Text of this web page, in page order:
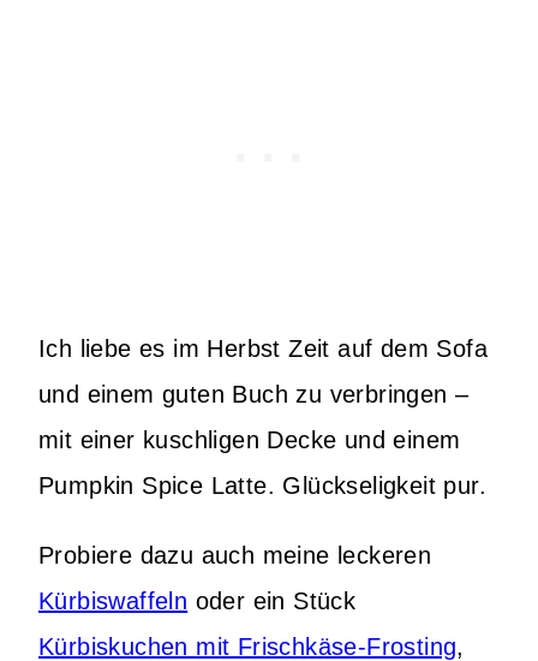
Ich liebe es im Herbst Zeit auf dem Sofa
und einem guten Buch zu verbringen –
mit einer kuschligen Decke und einem
Pumpkin Spice Latte. Glückseligkeit pur.
Probiere dazu auch meine leckeren
Kürbiswaffeln oder ein Stück
Kürbiskuchen mit Frischkäse-Frosting,